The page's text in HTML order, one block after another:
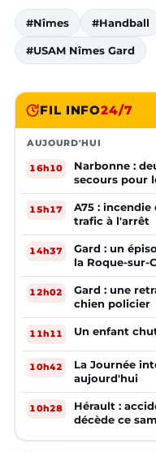
#Nîmes #Handball
#USAM Nîmes Gard
FIL INFO24/7
AUJOURD'HUI
16h10
Narbonne :
secours pour
15h17
A75 :
trafic à l'arrêt
14h37
Gard : un
la Roque-sur-
12h02
Gard : une
chien policier
11h11 Un enfant
10h42
La Journée
aujourd'hui
10h28
Hérault :
décède ce